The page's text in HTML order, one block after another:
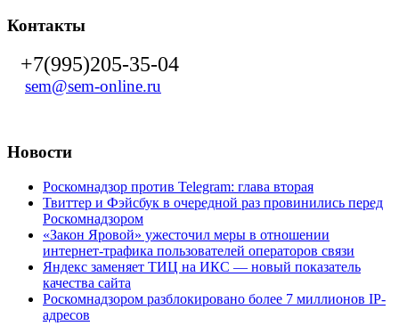
Контакты
+7(995)205-35-04
sem@sem-online.ru
Новости
Роскомнадзор против Telegram: глава вторая
Твиттер и Фэйсбук в очередной раз провинились перед
Роскомнадзором
«Закон Яровой» ужесточил меры в отношении
интернет-трафика пользователей операторов связи
Яндекс заменяет ТИЦ на ИКС — новый показатель
качества сайта
Роскомнадзором разблокировано более 7 миллионов IP-
адресов